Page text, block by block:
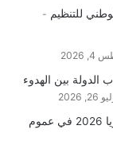
للتنظيم
بين الهدوء
أسماء المتفوقين الثلاثة من كل شعبة في الباكلوريا 2026 في عموم